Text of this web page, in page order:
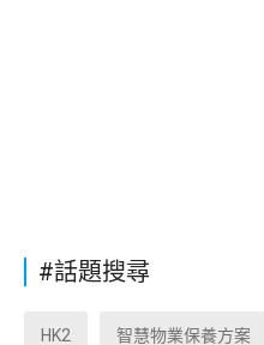
#話題搜尋
HK2 智慧物業保養方案